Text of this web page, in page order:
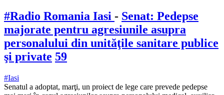
#Radio Romania Iasi - Senat: Pedepse
majorate pentru agresiunile asupra
personalului din unităţile sanitare publice
şi private 59
#Iasi
Senatul a adoptat, marţi, un proiect de lege care prevede pedepse